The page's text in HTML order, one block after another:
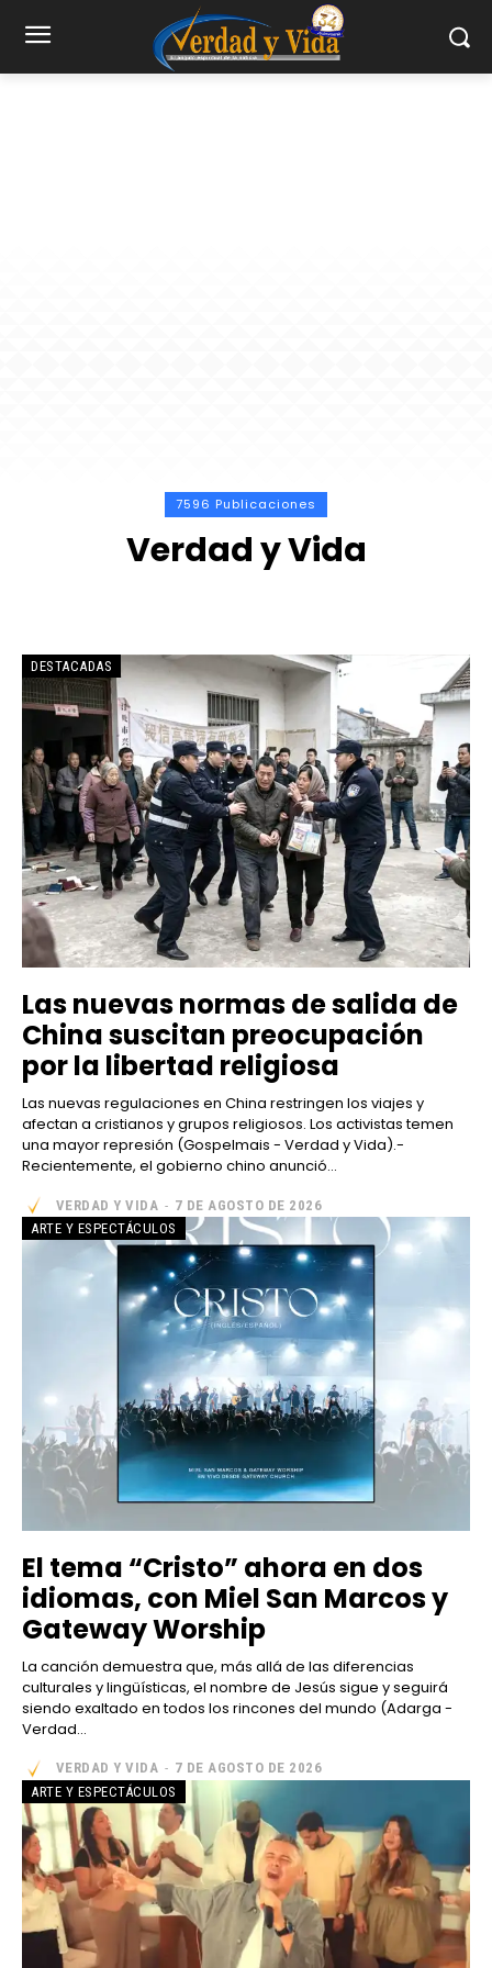
7596 Publicaciones
Verdad y Vida
DESTACADAS
Las nuevas normas de salida de
China suscitan preocupación
por la libertad religiosa
Las nuevas regulaciones en China restringen los viajes y
afectan a cristianos y grupos religiosos. Los activistas temen
una mayor represión (Gospelmais - Verdad y Vida).-
Recientemente, el gobierno chino anunció...
VERDAD Y VIDA - 7 DE AGOSTO DE 2026
ARTE Y ESPECTÁCULOS
El tema “Cristo” ahora en dos
idiomas, con Miel San Marcos y
Gateway Worship
La canción demuestra que, más allá de las diferencias
culturales y lingüísticas, el nombre de Jesús sigue y seguirá
siendo exaltado en todos los rincones del mundo (Adarga -
Verdad...
VERDAD Y VIDA - 7 DE AGOSTO DE 2026
ARTE Y ESPECTÁCULOS